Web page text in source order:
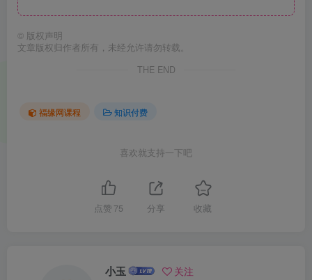
© 版权声明
文章版权归作者所有，未经允许请勿转载。
THE END
福缘网课程 知识付费
喜欢就支持一下吧
点赞 75 分享 收藏
小玉 关注